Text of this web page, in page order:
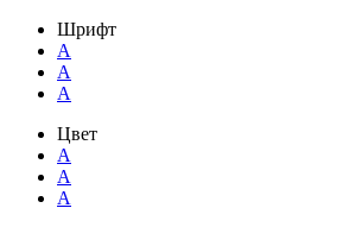
Шрифт
A
A
A
Цвет
A
A
A